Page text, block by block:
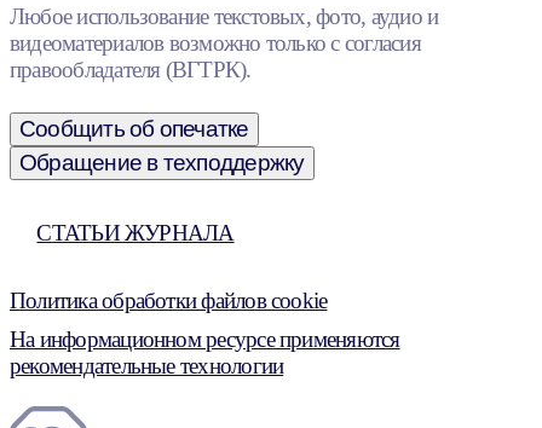
Любое использование текстовых, фото, аудио и
видеоматериалов возможно только с согласия
правообладателя (ВГТРК).
Сообщить об опечатке
Обращение в техподдержку
СТАТЬИ ЖУРНАЛА
Политика обработки файлов cookie
На информационном ресурсе применяются
рекомендательные технологии